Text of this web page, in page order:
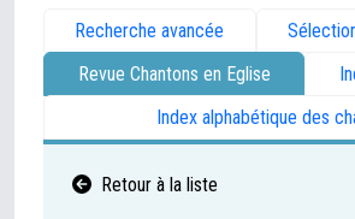
Recherche avancée
Revue Chantons en Eglise
Index alphabétique des
Retour à la liste